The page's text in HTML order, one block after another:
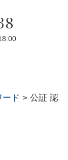
ド > 公証 認